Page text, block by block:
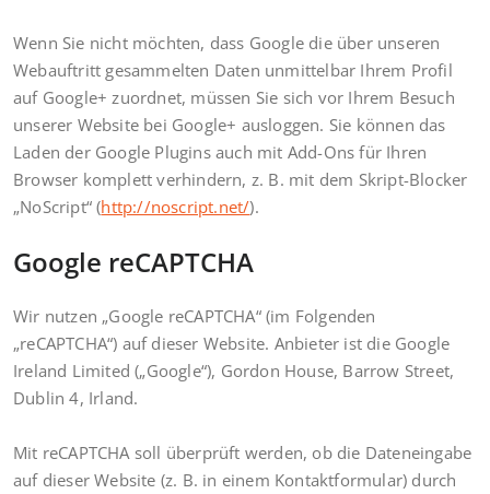
Wenn Sie nicht möchten, dass Google die über unseren
Webauftritt gesammelten Daten unmittelbar Ihrem Profil
auf Google+ zuordnet, müssen Sie sich vor Ihrem Besuch
unserer Website bei Google+ ausloggen. Sie können das
Laden der Google Plugins auch mit Add-Ons für Ihren
Browser komplett verhindern, z. B. mit dem Skript-Blocker
„NoScript“ (http://noscript.net/).
Google reCAPTCHA
Wir nutzen „Google reCAPTCHA“ (im Folgenden
„reCAPTCHA“) auf dieser Website. Anbieter ist die Google
Ireland Limited („Google“), Gordon House, Barrow Street,
Dublin 4, Irland.
Mit reCAPTCHA soll überprüft werden, ob die Dateneingabe
auf dieser Website (z. B. in einem Kontaktformular) durch